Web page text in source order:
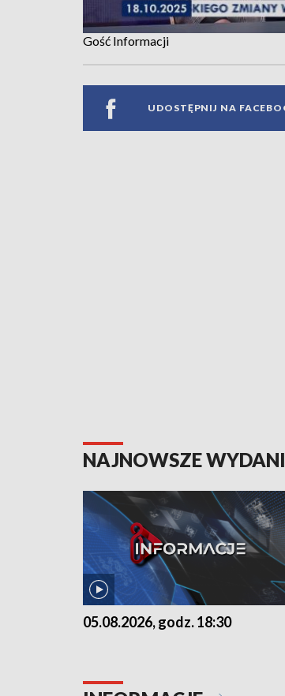
Gość Informacji
UDOSTĘPNIJ NA
NAJNOWSZE
05.08.2026, godz. 18:30